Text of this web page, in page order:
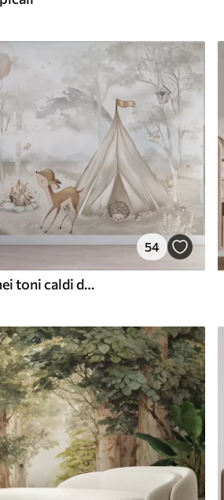
54
Campo per bambini nei toni caldi del beige, tenda e animali della foresta